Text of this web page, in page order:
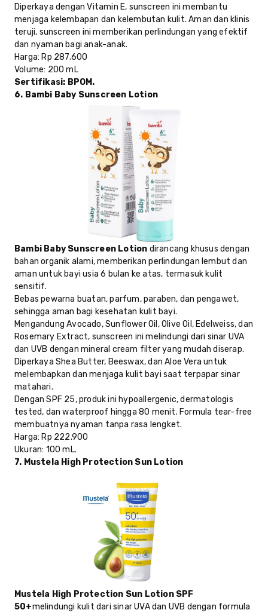
Diperkaya dengan Vitamin E, sunscreen ini membantu
menjaga kelembapan dan kelembutan kulit. Aman dan klinis
teruji, sunscreen ini memberikan perlindungan yang efektif
dan nyaman bagi anak-anak.
Harga: Rp 287.600
Volume: 200 mL
Sertifikasi: BPOM.
6. Bambi Baby Sunscreen Lotion
Bambi Baby Sunscreen Lotion dirancang khusus dengan
bahan organik alami, memberikan perlindungan lembut dan
aman untuk bayi usia 6 bulan ke atas, termasuk kulit
sensitif.
Bebas pewarna buatan, parfum, paraben, dan pengawet,
sehingga aman bagi kesehatan kulit bayi.
Mengandung Avocado, Sunflower Oil, Olive Oil, Edelweiss, dan
Rosemary Extract, sunscreen ini melindungi dari sinar UVA
dan UVB dengan mineral cream filter yang mudah diserap.
Diperkaya Shea Butter, Beeswax, dan Aloe Vera untuk
melembapkan dan menjaga kulit bayi saat terpapar sinar
matahari.
Dengan SPF 25, produk ini hypoallergenic, dermatologis
tested, dan waterproof hingga 80 menit. Formula tear-free
membuatnya nyaman tanpa rasa lengket.
Harga: Rp 222.900
Ukuran: 100 mL.
7. Mustela High Protection Sun Lotion
Mustela High Protection Sun Lotion SPF
50+melindungi kulit dari sinar UVA dan UVB dengan formula